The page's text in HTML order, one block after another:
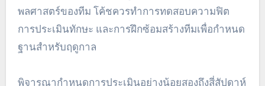
การประเมินผลการปฏิบัติงานสำหรับทีมรักบี้ยูเครน
ควรทำในช่วงเวลาสำคัญตลอดฤดูกาลเพื่อให้แน่ใจว่า
มีการพัฒนาและปรับปรุงอย่างต่อเนื่อง การประเมิน